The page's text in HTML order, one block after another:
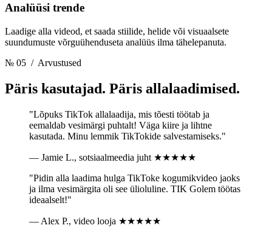
Analüüsi trende
Laadige alla videod, et saada stiilide, helide või visuaalsete
suundumuste võrguühenduseta analüüs ilma tähelepanuta.
№ 05 / Arvustused
Päris kasutajad. Päris allalaadimised.
"Lõpuks TikTok allalaadija, mis tõesti töötab ja
eemaldab vesimärgi puhtalt! Väga kiire ja lihtne
kasutada. Minu lemmik TikTokide salvestamiseks."
— Jamie L., sotsiaalmeedia juht ★★★★★
"Pidin alla laadima hulga TikToke kogumikvideo jaoks
ja ilma vesimärgita oli see ülioluline. TIK Golem töötas
ideaalselt!"
— Alex P., video looja ★★★★★